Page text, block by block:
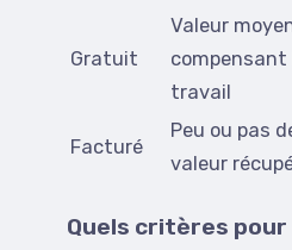
Gratuit
Valeur
compensant
travail
Facturé
Peu ou pas
valeur
Quels critères